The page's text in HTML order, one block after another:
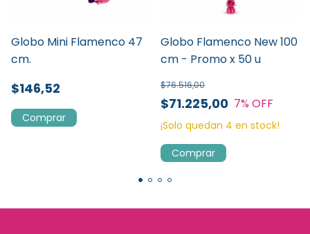
Globo Mini Flamenco 47
cm.
$146,52
Globo Flamenco New 100
cm - Promo x 50 u
$71.225,00
$76.516,00
7% OFF
¡Solo quedan 4 en stock!